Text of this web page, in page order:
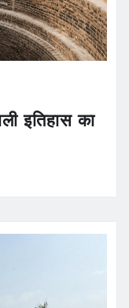
इतिहास का